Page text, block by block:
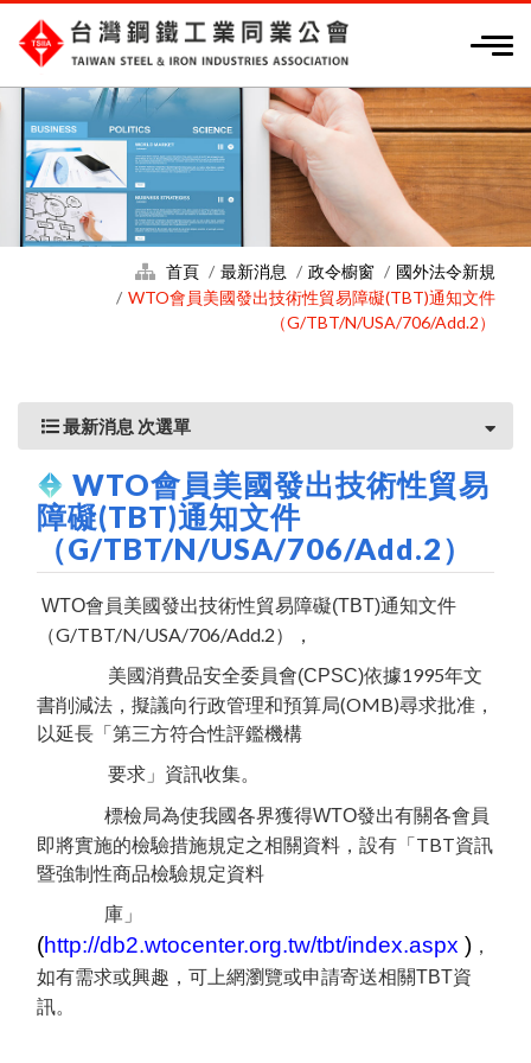
首頁 最新消息 政令櫥窗
國外法令新規
WTO會員美國發出技術性貿易障礙(TBT)通知文件
（G/TBT/N/USA/706/Add.2）
最新消息 次選單
WTO會員美國發出技術性貿易
障礙(TBT)通知文件
（G/TBT/N/USA/706/Add.2）
WTO會員美國發出技術性貿易障礙(TBT)通知文件
（G/TBT/N/USA/706/Add.2），
美國消費品安全委員會(CPSC)依據1995年文
書削減法，擬議向行政管理和預算局(OMB)尋求批准，
以延長「第三方符合性評鑑機構
要求」資訊收集。
標檢局為使我國各界獲得WTO發出有關各會員
即將實施的檢驗措施規定之相關資料，設有「TBT資訊
暨強制性商品檢驗規定資料
庫」
(http://db2.wtocenter.org.tw/tbt/index.aspx ) ，
如有需求或興趣，可上網瀏覽或申請寄送相關TBT資
訊。